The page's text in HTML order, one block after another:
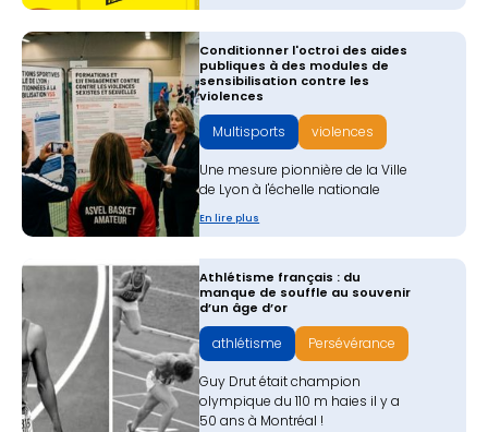
Conditionner l'octroi des aides
publiques à des modules de
sensibilisation contre les
violences
Multisports violences
Une mesure pionnière de la Ville
de Lyon à l'échelle nationale
En lire plus
Athlétisme français : du
manque de souffle au souvenir
d’un âge d’or
athlétisme Persévérance
Guy Drut était champion
olympique du 110 m haies il y a
50 ans à Montréal !